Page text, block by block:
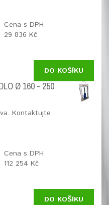
Cena s DPH
29 836 Kč
DO KOŠÍKU
Ø 160 - 250
Kontaktujte
Cena s DPH
112 254 Kč
DO KOŠÍKU